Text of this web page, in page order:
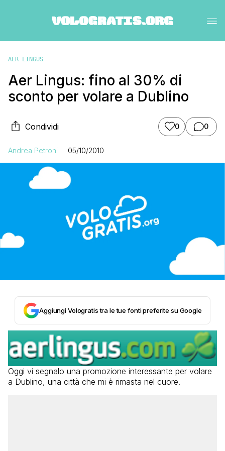
AER LINGUS
Aer Lingus: fino al 30% di
sconto per volare a Dublino
Condividi 0 0
Andrea Petroni 05/10/2010
Aggiungi Vologratis tra le tue fonti preferite su Google
Oggi vi segnalo una promozione interessante per volare
a Dublino, una città che mi è rimasta nel cuore.